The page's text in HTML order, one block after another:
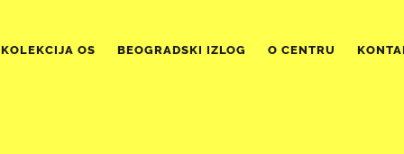
KOLEKCIJA OS BEOGRADSKI IZLOG O CENTRU